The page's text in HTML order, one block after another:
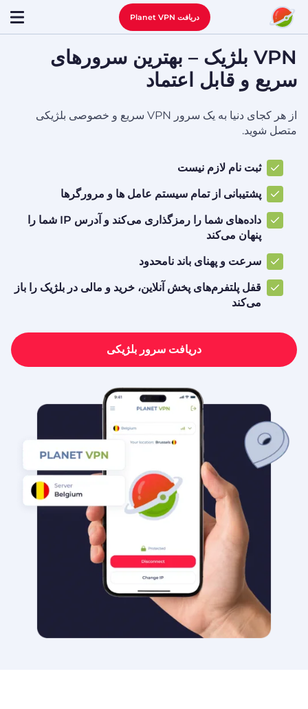
دریافت Planet VPN
VPN بلژیک – بهترین سرورهای
سریع و قابل اعتماد
از هر کجای دنیا به یک سرور VPN سریع و خصوصی بلژیکی
متصل شوید.
ثبت نام لازم نیست
پشتیبانی از تمام سیستم عامل ها و مرورگرها
داده‌های شما را رمزگذاری می‌کند و آدرس IP شما را
پنهان می‌کند
سرعت و پهنای باند نامحدود
قفل پلتفرم‌های پخش آنلاین، خرید و مالی در بلژیک را باز
می‌کند
دریافت سرور بلژیکی